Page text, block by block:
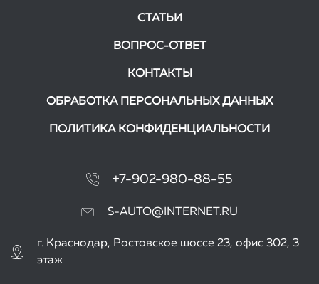
СТАТЬИ
ВОПРОС-ОТВЕТ
КОНТАКТЫ
ОБРАБОТКА ПЕРСОНАЛЬНЫХ ДАННЫХ
ПОЛИТИКА КОНФИДЕНЦИАЛЬНОСТИ
+7-902-980-88-55
S-AUTO@INTERNET.RU
г. Краснодар, Ростовское шоссе 23, офис 302, 3
этаж